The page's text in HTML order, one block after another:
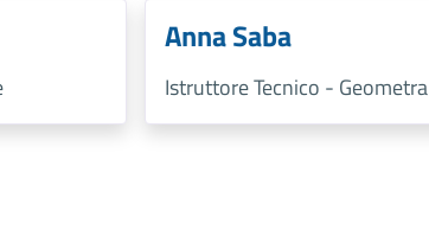
Anna Saba
Istruttore Tecnico - Geometra